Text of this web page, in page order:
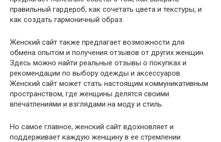
правильный гардероб, как сочетать цвета и текстуры, и
как создать гармоничный образ.
Женский сайт также предлагает возможности для
обмена опытом и получения отзывов от других женщин.
Здесь можно найти реальные отзывы о покупках и
рекомендации по выбору одежды и аксессуаров.
Женский сайт может стать настоящим коммуникативным
пространством, где женщины делятся своими
впечатлениями и взглядами на моду и стиль.
Но самое главное, женский сайт вдохновляет и
поддерживает каждую женщину в ее стремлении